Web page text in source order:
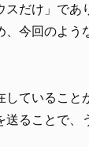
だけ」で
今回のよ
ているこ
ることで、